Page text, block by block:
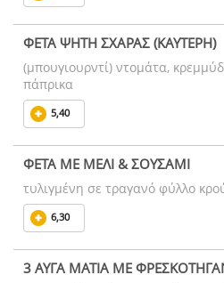
ΦΕΤΑ ΨΗΤΗ ΣΧΑΡΑΣ (ΚΑΥΤΕΡΗ)
(μπουγιουρντί) ντομάτα,
πάπρικα
5,40
ΦΕΤΑ ΜΕ ΜΕΛΙ & ΣΟΥΣΑΜΙ
τυλιγμένη σε τραγανό φύλλο
6,30
3 ΑΥΓΑ ΜΑΤΙΑ ΜΕ